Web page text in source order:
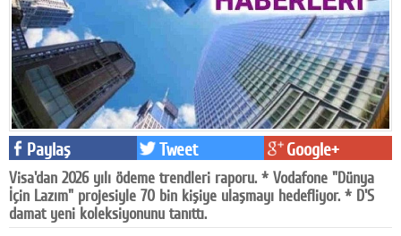
Medya
Reyting-tiraj
Teknoloji
Televizyon
Dünya
Pr
Paylaş Tweet Google+
Visa'dan 2026 yılı ödeme trendleri raporu. * Vodafone "Dünya
İçin Lazım" projesiyle 70 bin kişiye ulaşmayı hedefliyor. * D'S
damat yeni koleksiyonunu tanıttı.